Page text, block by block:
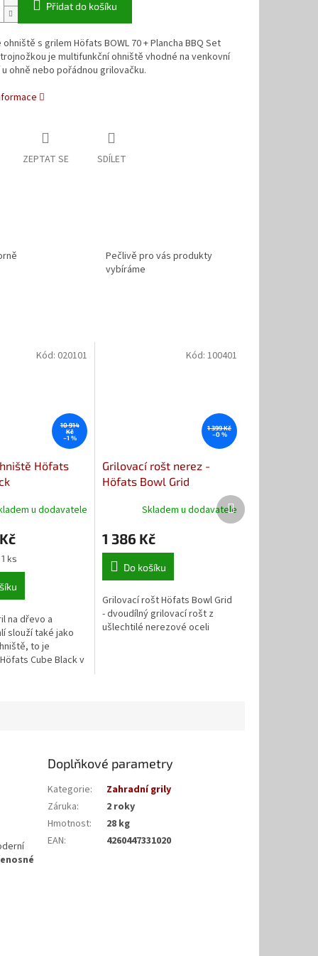
Přidat do košíku
s grilem Höfats BOWL 70 + Plancha BBQ Set
je multifunkční ohniště vhodné na venkovní
ohně nebo pořádnou grilovačku.
ZEPTAT SE SDÍLET
Pečlivě pro vás produkty
vybíráme
10 914
Kč
–1 %
Höfats
u dodavatele
ks
na dřevo a
slouží také jako
to je
Cube Black v
Kód: 020101
1 399 Kč
–0 %
Grilovací rošt nerez -
Höfats Bowl Grid
Skladem u dodavatele
1 386 Kč
Do košíku
Grilovací rošt Höfats Bowl Grid
- dvoudílný grilovací rošt z
ušlechtilé nerezové oceli
Kód: 100401
Další
produkt
Doplňkové parametry
Kategorie:
Zahradní grily
Záruka:
2 roky
Hmotnost:
28 kg
EAN: 4260447331020